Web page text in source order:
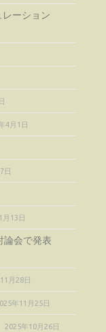
ーション
4月1日
日
月13日
論会で発表
月28日
年11月25日
2025年10月26日